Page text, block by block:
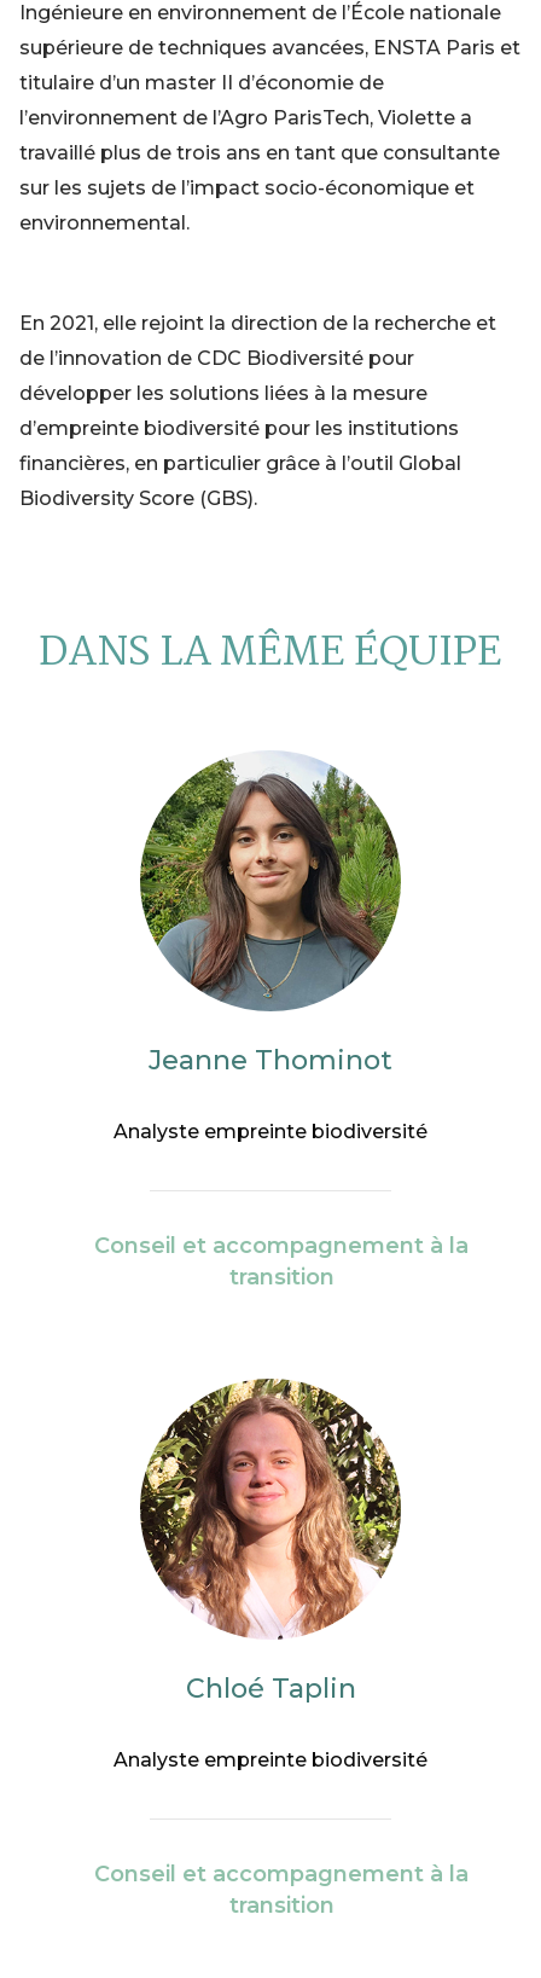
Ingénieure en environnement de l’École nationale
supérieure de techniques avancées, ENSTA Paris et
titulaire d’un master II d’économie de
l’environnement de l’Agro ParisTech, Violette a
travaillé plus de trois ans en tant que consultante
sur les sujets de l’impact socio-économique et
environnemental.
En 2021, elle rejoint la direction de la recherche et
de l’innovation de CDC Biodiversité pour
développer les solutions liées à la mesure
d’empreinte biodiversité pour les institutions
financières, en particulier grâce à l’outil Global
Biodiversity Score (GBS).
DANS LA MÊME ÉQUIPE
Jeanne Thominot
Analyste empreinte biodiversité
Conseil et accompagnement à la
transition
Chloé Taplin
Analyste empreinte biodiversité
Conseil et accompagnement à la
transition